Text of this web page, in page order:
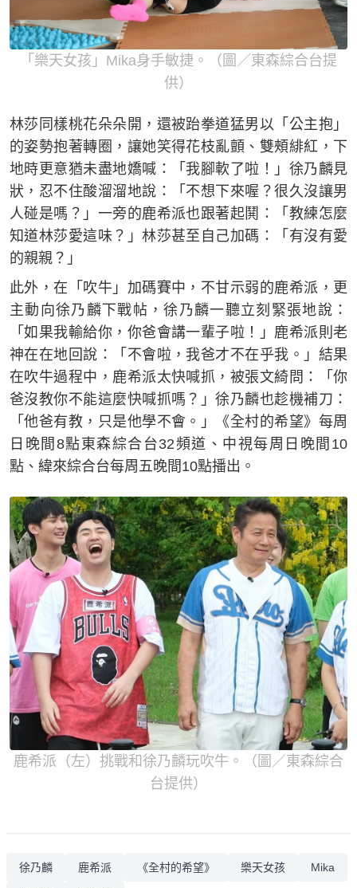
「樂天女孩」Mika身手敏捷。（圖／東森綜合台提
供）
林莎同樣桃花朵朵開，還被跆拳道猛男以「公主抱」
的姿勢抱著轉圈，讓她笑得花枝亂顫、雙頰緋紅，下
地時更意猶未盡地嬌喊：「我腳軟了啦！」徐乃麟見
狀，忍不住酸溜溜地說：「不想下來喔？很久沒讓男
人碰是嗎？」一旁的鹿希派也跟著起鬨：「教練怎麼
知道林莎愛這味？」林莎甚至自己加碼：「有沒有愛
的親親？」
此外，在「吹牛」加碼賽中，不甘示弱的鹿希派，更
主動向徐乃麟下戰帖，徐乃麟一聽立刻緊張地說：
「如果我輸給你，你爸會講一輩子啦！」鹿希派則老
神在在地回說：「不會啦，我爸才不在乎我。」結果
在吹牛過程中，鹿希派太快喊抓，被張文綺問：「你
爸沒教你不能這麼快喊抓嗎？」徐乃麟也趁機補刀：
「他爸有教，只是他學不會。」《全村的希望》每周
日晚間8點東森綜合台32頻道、中視每周日晚間10
點、緯來綜合台每周五晚間10點播出。
鹿希派（左）挑戰和徐乃麟玩吹牛。（圖／東森綜合
台提供）
徐乃麟 鹿希派 《全村的希望》 樂天女孩 Mika